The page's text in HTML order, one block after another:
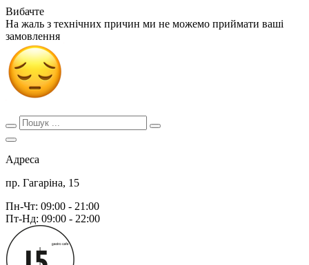
Вибачте
На жаль з технічних причин ми не можемо приймати ваші
замовлення
Адреса
пр. Гагаріна, 15
Пн-Чт: 09:00 - 21:00
Пт-Нд: 09:00 - 22:00